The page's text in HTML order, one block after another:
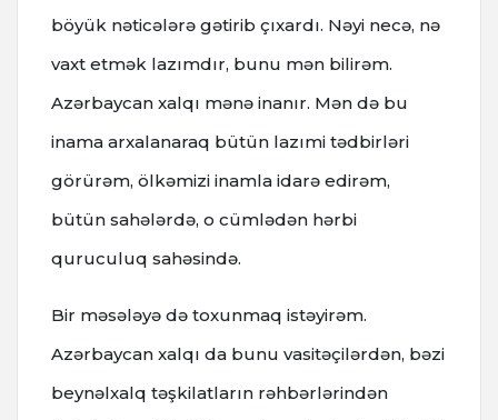
böyük nəticələrə gətirib çıxardı. Nəyi necə, nə
vaxt etmək lazımdır, bunu mən bilirəm.
Azərbaycan xalqı mənə inanır. Mən də bu
inama arxalanaraq bütün lazımi tədbirləri
görürəm, ölkəmizi inamla idarə edirəm,
bütün sahələrdə, o cümlədən hərbi
quruculuq sahəsində.
Bir məsələyə də toxunmaq istəyirəm.
Azərbaycan xalqı da bunu vasitəçilərdən, bəzi
beynəlxalq təşkilatların rəhbərlərindən